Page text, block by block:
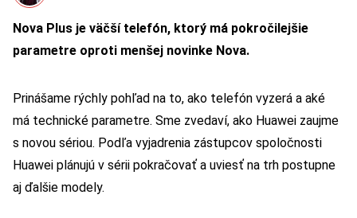
Nova Plus je väčší telefón, ktorý má pokročilejšie
parametre oproti menšej novinke Nova.
Prinášame rýchly pohľad na to, ako telefón vyzerá a aké
má technické parametre. Sme zvedaví, ako Huawei zaujme
s novou sériou. Podľa vyjadrenia zástupcov spoločnosti
Huawei plánujú v sérii pokračovať a uviesť na trh postupne
aj ďalšie modely.